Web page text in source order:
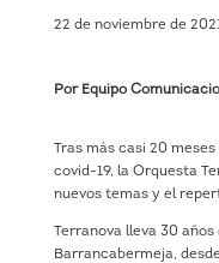
22 de noviembre de
Por Equipo
Tras más casi 20
covid-19, la Orquesta
nuevos temas y el
Terranova lleva 30
Barrancabermeja,